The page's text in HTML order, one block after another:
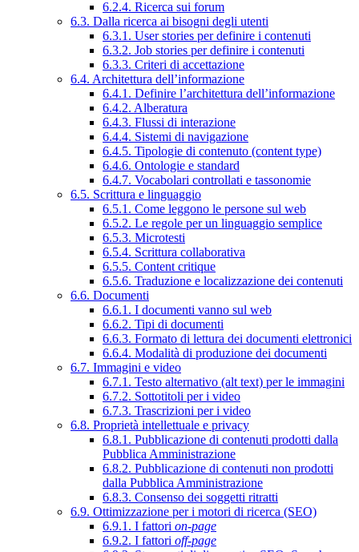
6.2.4. Ricerca sui forum
6.3. Dalla ricerca ai bisogni degli utenti
6.3.1. User stories per definire i contenuti
6.3.2. Job stories per definire i contenuti
6.3.3. Criteri di accettazione
6.4. Architettura dell’informazione
6.4.1. Definire l’architettura dell’informazione
6.4.2. Alberatura
6.4.3. Flussi di interazione
6.4.4. Sistemi di navigazione
6.4.5. Tipologie di contenuto (content type)
6.4.6. Ontologie e standard
6.4.7. Vocabolari controllati e tassonomie
6.5. Scrittura e linguaggio
6.5.1. Come leggono le persone sul web
6.5.2. Le regole per un linguaggio semplice
6.5.3. Microtesti
6.5.4. Scrittura collaborativa
6.5.5. Content critique
6.5.6. Traduzione e localizzazione dei contenuti
6.6. Documenti
6.6.1. I documenti vanno sul web
6.6.2. Tipi di documenti
6.6.3. Formato di lettura dei documenti elettronici
6.6.4. Modalità di produzione dei documenti
6.7. Immagini e video
6.7.1. Testo alternativo (alt text) per le immagini
6.7.2. Sottotitoli per i video
6.7.3. Trascrizioni per i video
6.8. Proprietà intellettuale e privacy
6.8.1. Pubblicazione di contenuti prodotti dalla
Pubblica Amministrazione
6.8.2. Pubblicazione di contenuti non prodotti
dalla Pubblica Amministrazione
6.8.3. Consenso dei soggetti ritratti
6.9. Ottimizzazione per i motori di ricerca (SEO)
6.9.1. I fattori on-page
6.9.2. I fattori off-page